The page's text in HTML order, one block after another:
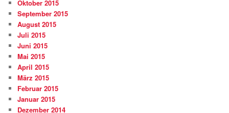
Oktober 2015
September 2015
August 2015
Juli 2015
Juni 2015
Mai 2015
April 2015
März 2015
Februar 2015
Januar 2015
Dezember 2014